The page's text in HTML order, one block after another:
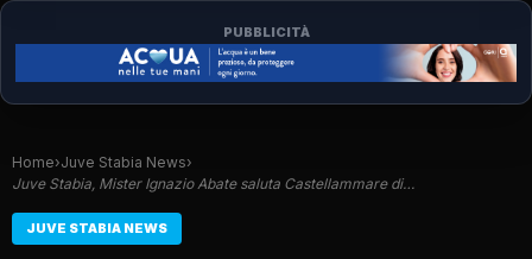
PUBBLICITÀ
Home›Juve Stabia News›
Juve Stabia, Mister Ignazio Abate saluta Castellammare di…
JUVE STABIA NEWS